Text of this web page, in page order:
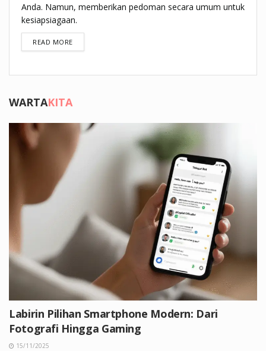
Anda. Namun, memberikan pedoman secara umum untuk
kesiapsiagaan.
READ MOREDETAILS
WARTAKITA
Labirin Pilihan Smartphone Modern: Dari
Fotografi Hingga Gaming
15/11/2025